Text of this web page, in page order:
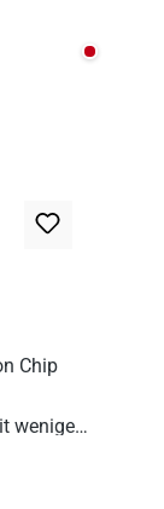
Nicht
Chip
wenigen,
es
werden.